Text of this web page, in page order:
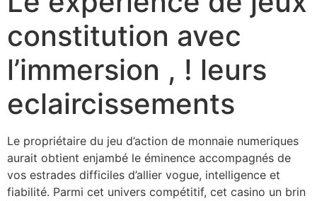
constitution avec
l’immersion , ! leurs
eclaircissements
Le propriétaire du jeu d’action de monnaie numeriques
aurait obtient enjambé le éminence accompagnés de
vos estrades difficiles d’allier vogue, intelligence et
fiabilité. Parmi cet univers compétitif, cet casino un brin